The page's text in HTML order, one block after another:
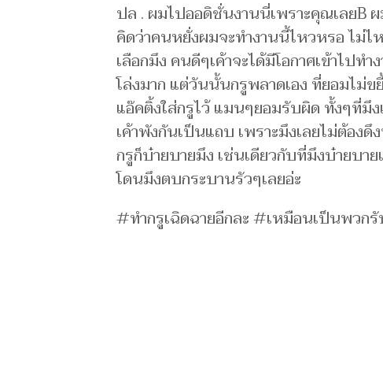
ปล . ผมไปออดิชั่นงานนี่เพราะคุณเลยB
คิดว่าคนหยั่งผมจะทำงานนี้ไหวหรอ ไม่ไ
เลือกมึง คนดีๆเค้าจะได้มีโอกาศเข้าไปท
โล่งมาก แต่วันนั้นกรูพลาดเอง ที่ยอมไม่
แอ๊คติ้งใส่กรูไว้ แมนๆยอมรับผิด ทั้งๆที่
เค้าพังกันเป็นแถบ เพราะมึงเลยไม่ต้อง
กรูก็บ๋ายบายมึง เช่นเดียวกับที่มึงบ๋ายบา
โดนมึงตบกระบานรัวๆเลยอ่ะ
#ทำกรูเฉิดฉายอีกละ #เหมือนเป็นพวก